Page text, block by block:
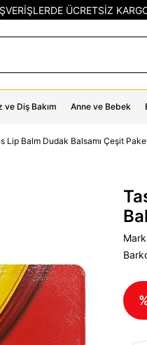
ÜCRETSİZ
ve Diş Bakım Anne ve Bebek
Lip Balm Dudak Balsamı Çeşit